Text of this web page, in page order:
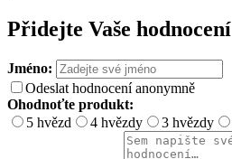
Přidejte Vaše hodnocení
Jméno:
Odeslat hodnocení anonymně
Ohodnoťte produkt:
5 hvězd
4 hvězdy 3 hvězdy